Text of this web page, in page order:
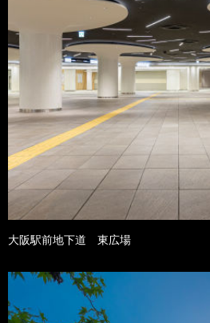
大阪駅前地下道 東広場